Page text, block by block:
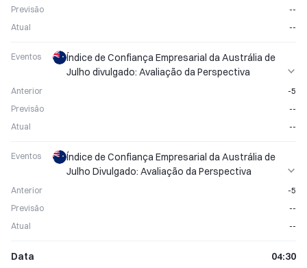
Previsão
--
Atual
--
Eventos
Índice de Confiança Empresarial da Austrália de
Julho divulgado: Avaliação da Perspectiva
Anterior
-5
Previsão
--
Atual
--
Eventos
Índice de Confiança Empresarial da Austrália de
Julho Divulgado: Avaliação da Perspectiva
Anterior
-5
Previsão
--
Atual
--
Data 04:30